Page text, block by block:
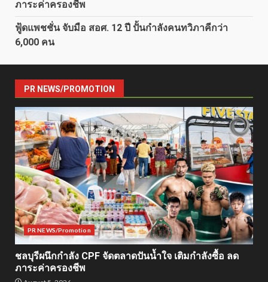
ภาระค่าครองชีพ
ฟู้ดแพชชั่น จับมือ สอศ. 12 ปี ปั้นกำลังคนทวิภาคีกว่า
6,000 คน
PR NEWS/PROMOTION
PR NEWS/Promotion
ชลบุรีผนึกกำลัง CPF จัดตลาดปันน้ำใจ เติมกำลังซื้อ ลด
ภาระค่าครองชีพ